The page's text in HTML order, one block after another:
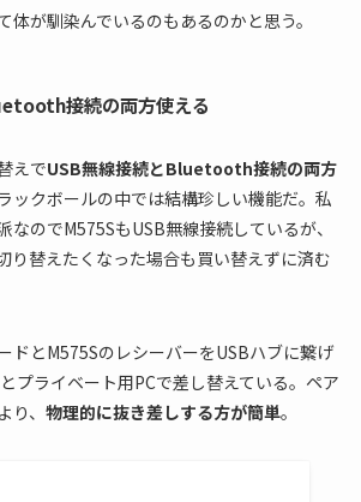
が馴染んでいるのもあるのかと思う。
接続の両方使える
えでUSB無線接続とBluetooth接続の両方
ックボールの中では結構珍しい機能だ。私
なのでM575SもUSB無線接続しているが、
替えたくなった場合も買い替えずに済む
ドとM575SのレシーバーをUSBハブに繋げ
プライベート用PCで差し替えている。ペア
、 物理的に抜き差しする方が簡単。